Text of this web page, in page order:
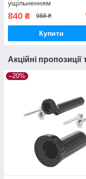
ущільненням
840 ₴ 988 ₴
Купити
Акційні
–20%